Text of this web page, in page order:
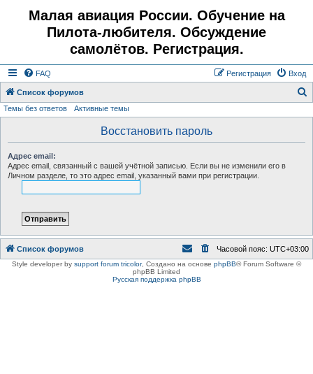
Малая авиация России. Обучение на
Пилота-любителя. Обсуждение
самолётов. Регистрация.
FAQ Вход
Регистрация
Список форумов
Темы без ответов Активные темы
Восстановить пароль
Адрес email:
Адрес email, связанный с вашей учётной записью. Если вы не изменили его в
Личном разделе, то это адрес email, указанный вами при регистрации.
Список форумов Часовой пояс: UTC+03:00
Style developer by support forum tricolor, Создано на основе phpBB® Forum Software ©
phpBB Limited
Русская поддержка phpBB